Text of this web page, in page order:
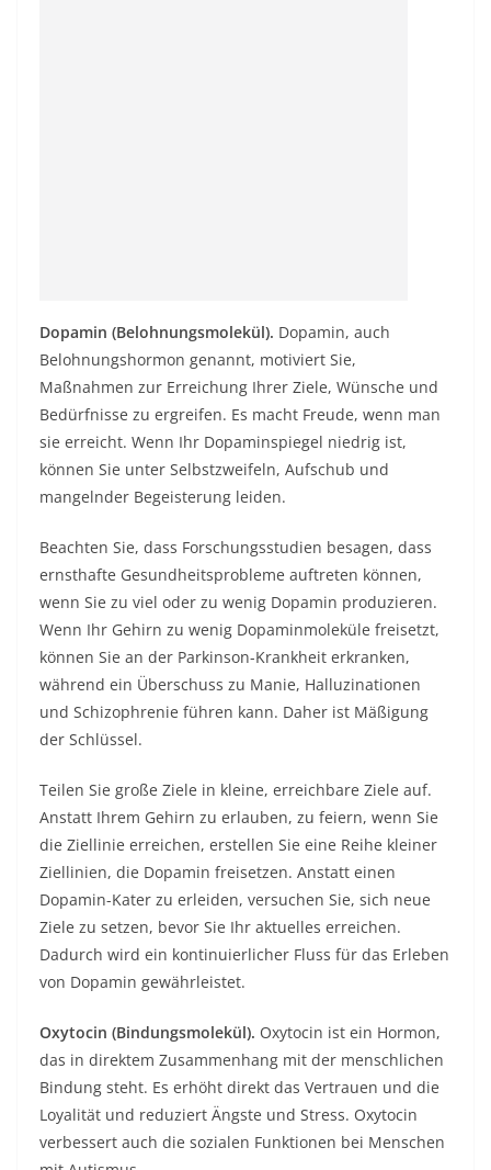
Dopamin (Belohnungsmolekül). Dopamin, auch
Belohnungshormon genannt, motiviert Sie,
Maßnahmen zur Erreichung Ihrer Ziele, Wünsche und
Bedürfnisse zu ergreifen. Es macht Freude, wenn man
sie erreicht. Wenn Ihr Dopaminspiegel niedrig ist,
können Sie unter Selbstzweifeln, Aufschub und
mangelnder Begeisterung leiden.
Beachten Sie, dass Forschungsstudien besagen, dass
ernsthafte Gesundheitsprobleme auftreten können,
wenn Sie zu viel oder zu wenig Dopamin produzieren.
Wenn Ihr Gehirn zu wenig Dopaminmoleküle freisetzt,
können Sie an der Parkinson-Krankheit erkranken,
während ein Überschuss zu Manie, Halluzinationen
und Schizophrenie führen kann. Daher ist Mäßigung
der Schlüssel.
Teilen Sie große Ziele in kleine, erreichbare Ziele auf.
Anstatt Ihrem Gehirn zu erlauben, zu feiern, wenn Sie
die Ziellinie erreichen, erstellen Sie eine Reihe kleiner
Ziellinien, die Dopamin freisetzen. Anstatt einen
Dopamin-Kater zu erleiden, versuchen Sie, sich neue
Ziele zu setzen, bevor Sie Ihr aktuelles erreichen.
Dadurch wird ein kontinuierlicher Fluss für das Erleben
von Dopamin gewährleistet.
Oxytocin (Bindungsmolekül). Oxytocin ist ein Hormon,
das in direktem Zusammenhang mit der menschlichen
Bindung steht. Es erhöht direkt das Vertrauen und die
Loyalität und reduziert Ängste und Stress. Oxytocin
verbessert auch die sozialen Funktionen bei Menschen